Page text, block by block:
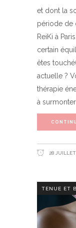
et dont la
période de
ReiKi à
certain
êtes
actuelle ?
thérapie
à
28
TENUE ET